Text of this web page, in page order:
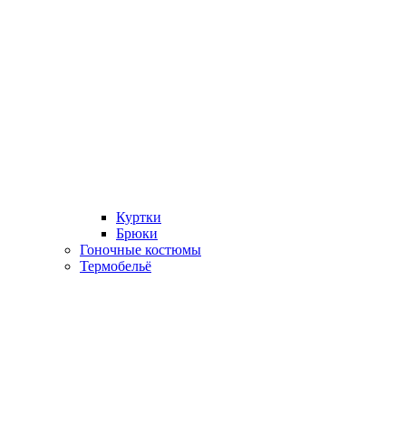
Куртки
Брюки
Гоночные костюмы
Термобельё